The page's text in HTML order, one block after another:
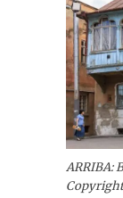
ARRIBA: